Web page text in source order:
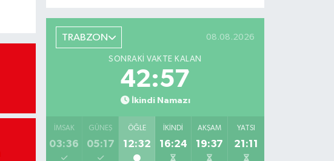
TRABZON 08.08.2026
SONRAKI VAKTE KALAN
42:56
İkindi Namazı
İMSAK
03:36
GÜNEŞ
05:17
ÖĞLE
12:32
İKINDI
16:24
AKŞAM
19:37
YATSI
21:11